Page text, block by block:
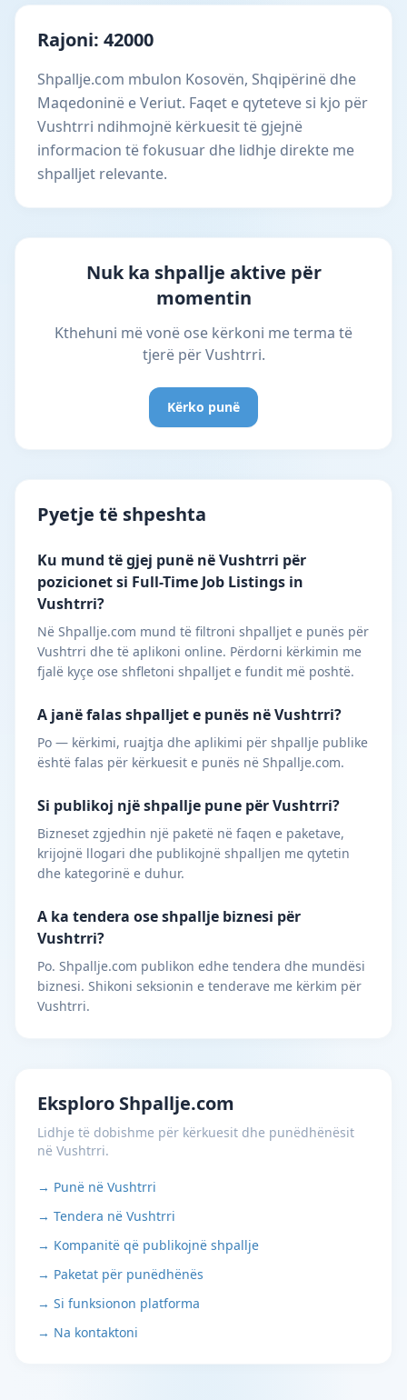
Rajoni: 42000
Shpallje.com mbulon Kosovën, Shqipërinë dhe
Maqedoninë e Veriut. Faqet e qyteteve si kjo për
Vushtrri ndihmojnë kërkuesit të gjejnë
informacion të fokusuar dhe lidhje direkte me
shpalljet relevante.
Nuk ka shpallje aktive për
momentin
Kthehuni më vonë ose kërkoni me terma të
tjerë për Vushtrri.
Kërko punë
Pyetje të shpeshta
Ku mund të gjej punë në Vushtrri për
pozicionet si Full-Time Job Listings in
Vushtrri?
Në Shpallje.com mund të filtroni shpalljet e punës për
Vushtrri dhe të aplikoni online. Përdorni kërkimin me
fjalë kyçe ose shfletoni shpalljet e fundit më poshtë.
A janë falas shpalljet e punës në Vushtrri?
Po — kërkimi, ruajtja dhe aplikimi për shpallje publike
është falas për kërkuesit e punës në Shpallje.com.
Si publikoj një shpallje pune për Vushtrri?
Bizneset zgjedhin një paketë në faqen e paketave,
krijojnë llogari dhe publikojnë shpalljen me qytetin
dhe kategorinë e duhur.
A ka tendera ose shpallje biznesi për
Vushtrri?
Po. Shpallje.com publikon edhe tendera dhe mundësi
biznesi. Shikoni seksionin e tenderave me kërkim për
Vushtrri.
Eksploro Shpallje.com
Lidhje të dobishme për kërkuesit dhe punëdhënësit
në Vushtrri.
→ Punë në Vushtrri
→ Tendera në Vushtrri
→ Kompanitë që publikojnë shpallje
→ Paketat për punëdhënës
→ Si funksionon platforma
→ Na kontaktoni